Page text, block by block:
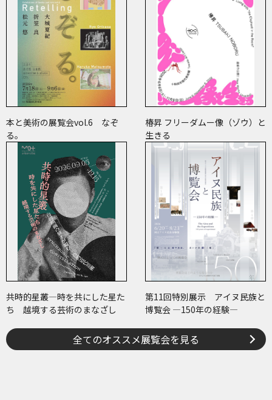
本と美術の展覧会vol.6 なぞ
る。
椿昇 フリーダムー像（ゾウ）と
生きる
共時的星叢―時を共にした星た
ち 越境する芸術のまなざし
第11回特別展示 アイヌ民族と
博覧会 ―150年の経験―
全てのオススメ展覧会を見る